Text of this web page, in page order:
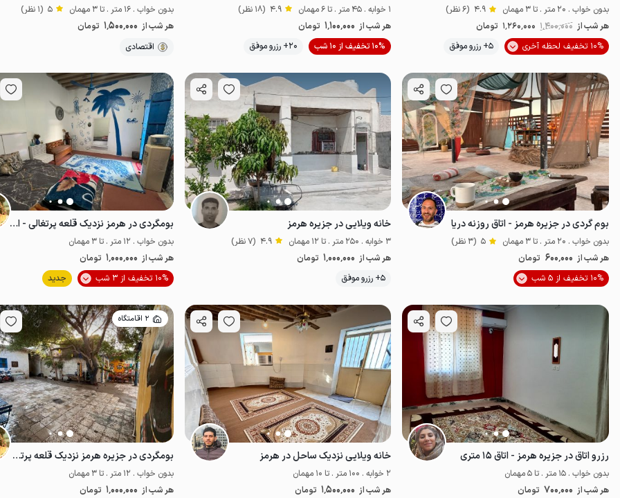
بدون خواب . 20 متر . تا 3 مهمان 4.9 (6 نظر)
هر شب از 1٬400٬000 1٬260٬000 تومان
10% تخفیف لحظه آخری
5+ رزرو موفق اقتصادی موقعیت در نقشه
1 خوابه . 45 متر . تا 6 مهمان 4.9 (18 نظر)
هر شب از 1٬100٬000 تومان
10% تخفیف از 10 شب
20+ رزرو موفق اقتصادی
بدون خواب . 16 متر . تا 3 مهمان 5 (1 نظر)
هر شب از 1٬500٬000 تومان
اقتصادی
بوم گردی در جزیره هرمز - اتاق روزنه دریا
بدون خواب . 20 متر . تا 3 مهمان 5 (3 نظر)
هر شب از 600٬000 تومان
10% تخفیف از 5 شب
اقتصادی موقعیت در نقشه
خانه ویلایی در جزیره هرمز
3 خوابه . 250 متر . تا 12 مهمان 4.9 (7 نظر)
هر شب از 1٬000٬000 تومان
5+ رزرو موفق
اقتصادی
بومگردی در هرمز نزدیک قلعه پرتغالی - اتاق‌آبی
بدون خواب . 12 متر . تا 3 مهمان
هر شب از 1٬000٬000 تومان
10% تخفیف از 3 شب
جدید
رزرو اتاق در جزیره هرمز - اتاق ۱۵ متری
بدون خواب . 15 متر . تا 5 مهمان
هر شب از 700٬000 تومان
خانه ویلایی نزدیک ساحل در هرمز
2 خوابه . 100 متر . تا 10 مهمان
هر شب از 1٬500٬000 تومان
2 اقامتگاه
بومگردی در جزیره هرمز نزدیک قلعه پرتغالی ها
بدون خواب . 12 متر . تا 3 مهمان
هر شب از 1٬000٬000 تومان